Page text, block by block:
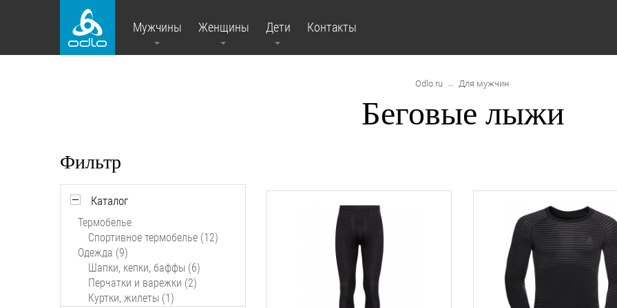
Мужчины Женщины Дети Контакты
Odlo.ru → Для мужчин
Беговые лыжи
Фильтр
Каталог
Термобелье
Спортивное термобелье (12)
Одежда (9)
Шапки, кепки, баффы (6)
Перчатки и варежки (2)
Куртки, жилеты (1)